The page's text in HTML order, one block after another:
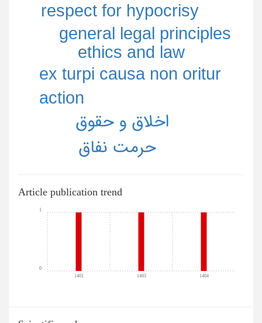
ethics and law
ex turpi causa non oritur
action
general legal principles
respect for hypocrisy
اخلاق و حقوق
حرمت نفاق
Article publication trend
1401 1403 1404
0
1